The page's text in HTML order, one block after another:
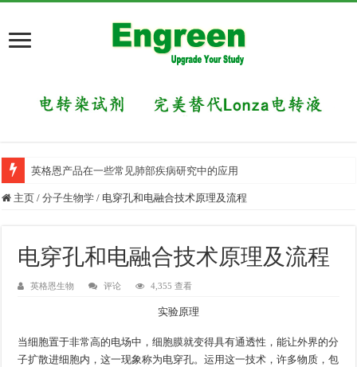
英格恩产品在一些常见肺部疾病研究中的应用
主页 / 分子生物学 / 电穿孔和电融合技术原理及流程
电穿孔和电融合技术原理及流程
英格恩生物 评论 4,355 查看
实 验 原理
实验原理
当细胞置于非常高的电场中，细胞膜就变得具有通透性，能让外界的分
子扩散进细胞内，这一现象称为电穿孔。运用这一技术，许多物质，包